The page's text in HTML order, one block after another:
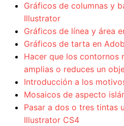
Gráficos de columnas y
Illustrator
Gráficos de línea y área
Gráficos de tarta en
Hacer que los contornos
amplias o reduces un
Introducción a los
Mosaicos de aspecto
Pasar a dos o tres tintas
Illustrator CS4